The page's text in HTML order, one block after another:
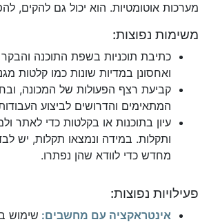
מערכות אוטומטיות. הוא יכול גם להקים,
משימות נפוצות:
כתיבת תוכניות בשפת התוכנה
ואחסונן במדיות שונות כמו קלטות
קביעת רצף הפעולות של המכונה,
המתאימים והדרושים לביצוע
עיון בתוכנות או בקלטות כדי לאתר
ותקלות. במידה ונמצאו תקלות, יש
מחדש כדי לוודא שהן נפתרו.
פעילויות נפוצות:
אינטראקציה עם מחשבים: שימוש